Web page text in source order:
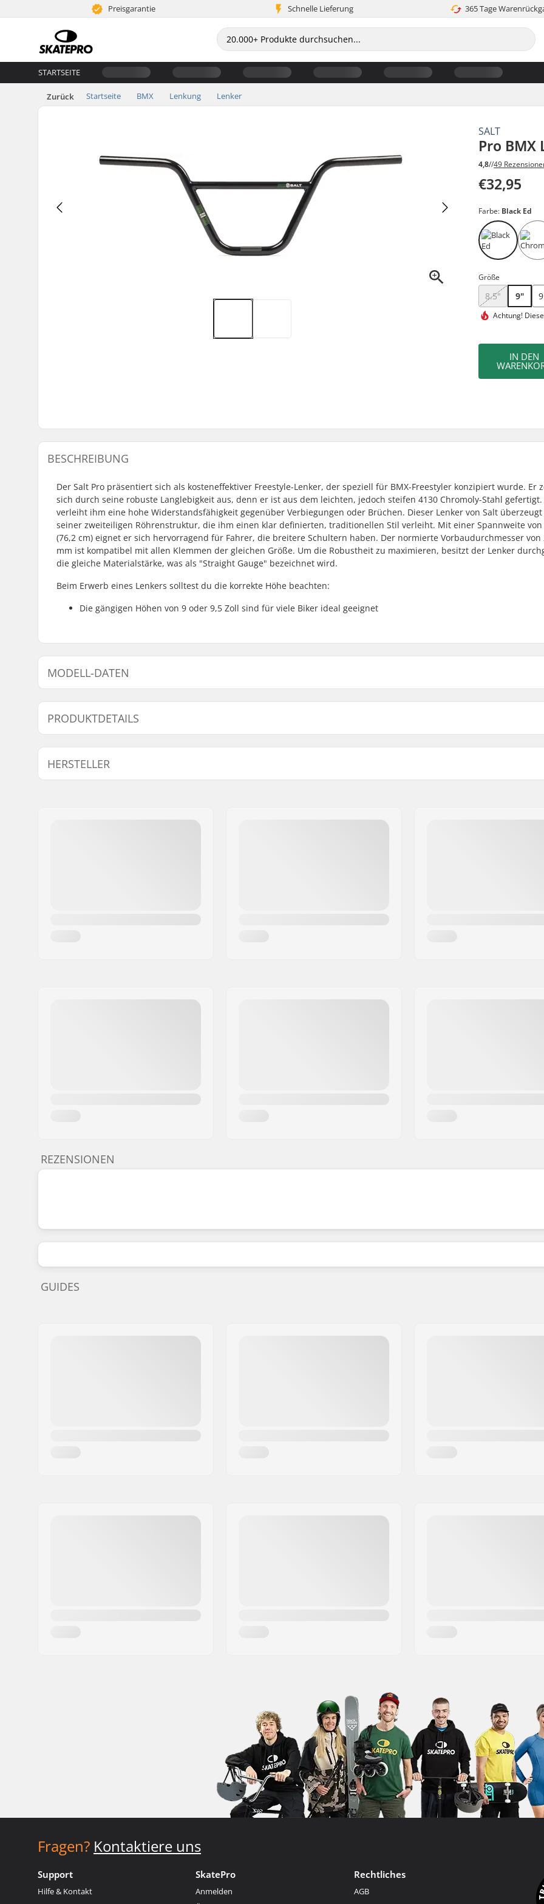
Preisgarantie Schnelle Lieferung 365 Tage
STARTSEITE
Zurück Startseite BMX Lenkung Lenker
SALT
Pro BMX
4,8//49
€32,95
Farbe: Black Ed
Größe
8.5" 9"
Achtung!
IN DEN
BESCHREIBUNG
Der Salt Pro präsentiert sich als kosteneffektiver Freestyle-Lenker, der speziell für BMX-Freestyler konzipiert wurde. Er
sich durch seine robuste Langlebigkeit aus, denn er ist aus dem leichten, jedoch steifen 4130 Chromoly-Stahl gefertigt.
verleiht ihm eine hohe Widerstandsfähigkeit gegenüber Verbiegungen oder Brüchen. Dieser Lenker von Salt
seiner zweiteiligen Röhrenstruktur, die ihm einen klar definierten, traditionellen Stil verleiht. Mit einer Spannweite von
(76,2 cm) eignet er sich hervorragend für Fahrer, die breitere Schultern haben. Der normierte Vorbaudurchmesser von
mm ist kompatibel mit allen Klemmen der gleichen Größe. Um die Robustheit zu maximieren, besitzt der Lenker
die gleiche Materialstärke, was als "Straight Gauge" bezeichnet wird.
Beim Erwerb eines Lenkers solltest du die korrekte Höhe beachten:
Die gängigen Höhen von 9 oder 9,5 Zoll sind für viele Biker ideal geeignet
MODELL-DATEN
9"
PRODUKTDETAILS
Rohre:
Straight gauge, Seamless
Lenker-Breite:
Vorbau (Stem) Durchmesser:
22.2mm
Gewicht:
Backsweep:
HERSTELLER
REZENSIONEN
GUIDES
Fragen? Kontaktiere uns
Support
Hilfe & Kontakt
SkatePro
Anmelden
Rechtliches
AGB